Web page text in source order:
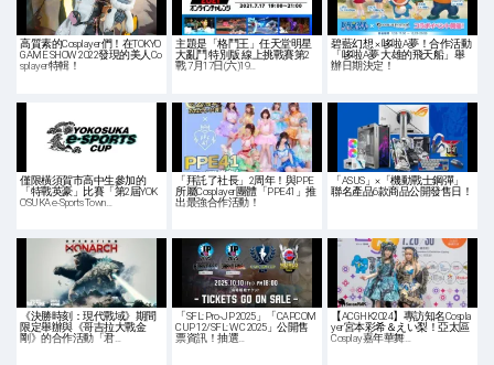
高質素的Cosplayer們！在TOKYO
GAME SHOW 2022發現的美人Co
splayer特輯！
主題是「格鬥王」任天堂明星
大亂鬥 特別版 線上挑戰賽第2
戰 7月17日(六)19…
碧藍幻想 × 哆啦A夢！合作活動
「哆啦A夢 大雄的飛天船」舉
辦日期決定！
僅限橫須賀市高中生參加的
「特戰英豪」比賽「第2屆YOK
OSUKA e-Sports Town…
「拜託了社長」2周年！與PPE
所屬Cosplayer團體「PPE41」推
出最強合作活動！
「ASUS」×「機動戰士鋼彈」
聯名產品6款商品公開發售日！
《決勝時刻：現代戰域》期間
限定舉辦與《哥吉拉大戰金
剛》的合作活動「君…
「SFL: Pro-JP 2025」「CAPCOM
CUP 12/SFL: WC 2025」公開售
票資訊！抽選…
【ACGHK2024】專訪知名Cospla
yer宮本彩希＆えい梨！亞太區
Cosplay嘉年華舞…